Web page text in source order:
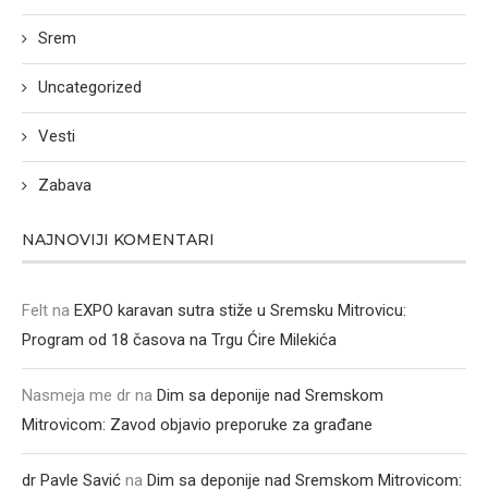
Srem
Uncategorized
Vesti
Zabava
NAJNOVIJI KOMENTARI
Felt na EXPO karavan sutra stiže u Sremsku Mitrovicu:
Program od 18 časova na Trgu Ćire Milekića
Nasmeja me dr na Dim sa deponije nad Sremskom
Mitrovicom: Zavod objavio preporuke za građane
dr Pavle Savić na Dim sa deponije nad Sremskom Mitrovicom: